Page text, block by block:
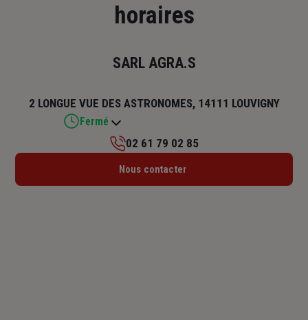
horaires
SARL AGRA.S
2 LONGUE VUE DES ASTRONOMES, 14111 LOUVIGNY
Fermé
Lundi : 09h – 12h30 / 13h30 – 17h30
02 61 79 02 85
Nous contacter